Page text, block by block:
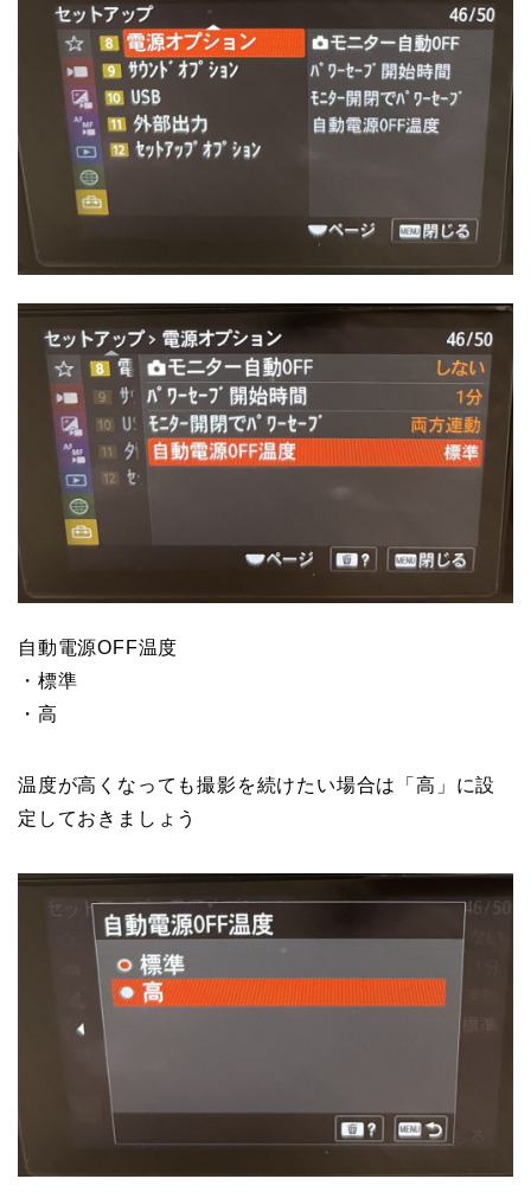
自動電源OFF温度
・標準
・高
温度が高くなっても撮影を続けたい場合は「高」に設
定しておきましょう